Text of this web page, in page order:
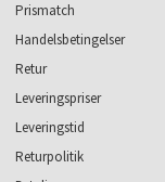
Prismatch
Handelsbetingelser
Retur
Leveringspriser
Leveringstid
Returpolitik